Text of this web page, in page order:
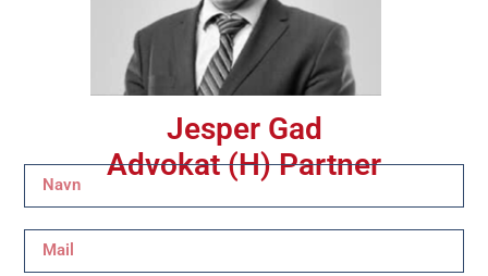
Jesper Gad
Advokat (H) Partner